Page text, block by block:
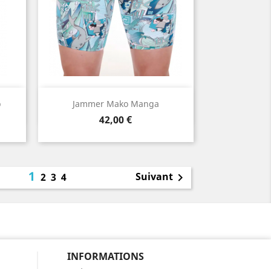
Jammer Mako Manga
Prix
42,00 €
Aperçu rapide
1234 Suivant
INFORMATIONS